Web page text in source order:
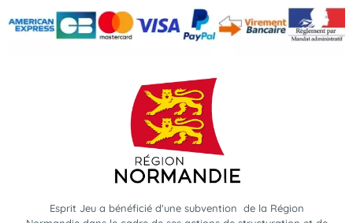
Esprit Jeu a bénéficié d'une subvention de la Région